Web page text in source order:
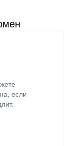
если